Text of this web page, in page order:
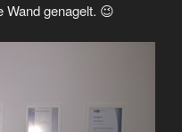
genagelt. 😉